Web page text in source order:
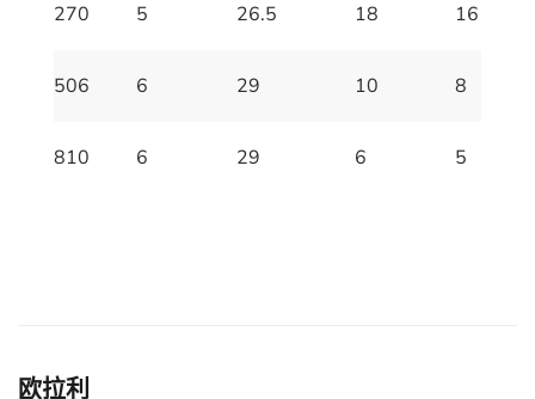
270 5 26.5 18 16
506 6 29 10 8
810 6 29 6 5
欧拉利